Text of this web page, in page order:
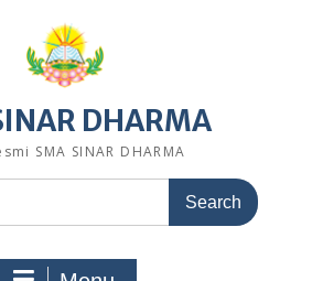
DHARMA
SMA SINAR DHARMA